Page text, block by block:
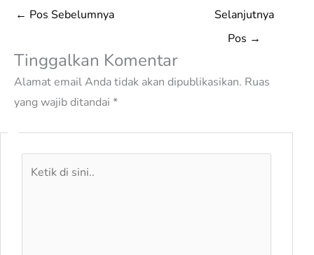
← Pos Sebelumnya
Selanjutnya
Pos →
Tinggalkan Komentar
Alamat email Anda tidak akan dipublikasikan. Ruas
yang wajib ditandai *